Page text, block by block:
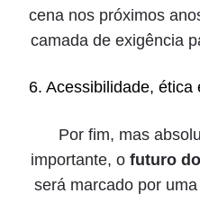
cena nos próximos
camada de exigência
6. Acessibilidade, ética
Por fim, mas
importante, o futuro
será marcado por